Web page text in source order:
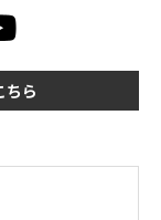
ちら